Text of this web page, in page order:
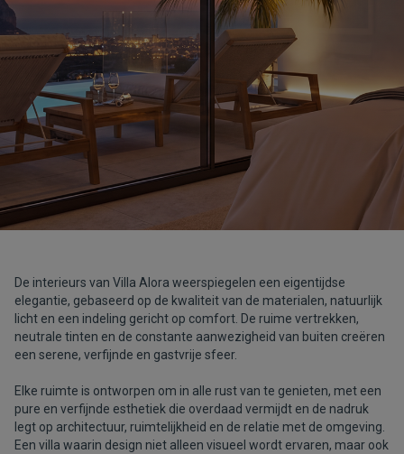
De interieurs van Villa Alora weerspiegelen een eigentijdse
elegantie, gebaseerd op de kwaliteit van de materialen, natuurlijk
licht en een indeling gericht op comfort. De ruime vertrekken,
neutrale tinten en de constante aanwezigheid van buiten creëren
een serene, verfijnde en gastvrije sfeer.
Elke ruimte is ontworpen om in alle rust van te genieten, met een
pure en verfijnde esthetiek die overdaad vermijdt en de nadruk
legt op architectuur, ruimtelijkheid en de relatie met de omgeving.
Een villa waarin design niet alleen visueel wordt ervaren, maar ook